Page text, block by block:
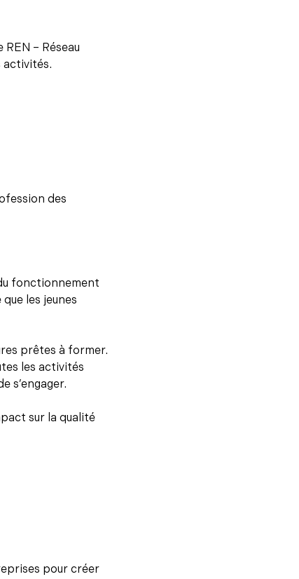
– Réseau
activités.
des
fonctionnement
les jeunes
prêtes à former.
les activités
s’engager.
sur la qualité
pour créer